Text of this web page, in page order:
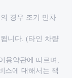
경우 조기 만차
니다. (타인 차량
용약관에 따르며,
스에 대해서는 책